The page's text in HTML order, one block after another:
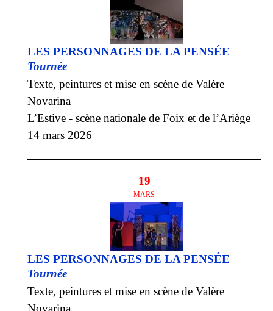
LES PERSONNAGES DE LA PENSÉE
Tournée
Texte, peintures et mise en scène de Valère
Novarina
L’Estive - scène nationale de Foix et de l’Ariège
14 mars 2026
19
MARS
LES PERSONNAGES DE LA PENSÉE
Tournée
Texte, peintures et mise en scène de Valère